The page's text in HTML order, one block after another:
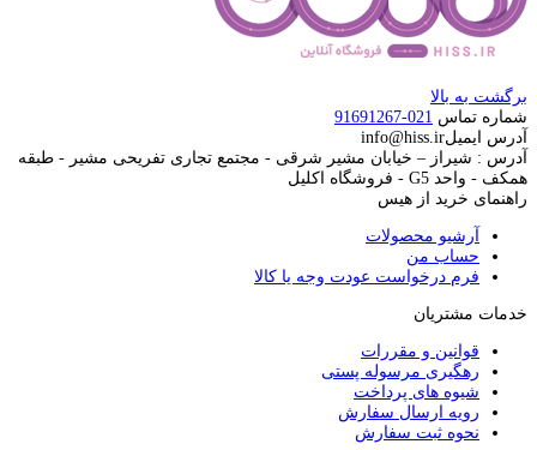
برگشت به بالا
شماره تماس 021-91691267
آدرس ایمیلinfo@hiss.ir
آدرس : شیراز – خیابان مشیر شرقی - مجتمع تجاری تفریحی مشیر - طبقه
همکف - واحد G5 - فروشگاه اکلیل
راهنمای خرید از هیس
آرشیو محصولات
حساب من
فرم درخواست عودت وجه یا کالا
خدمات مشتریان
قوانین و مقررات
رهگیری مرسوله پستی
شیوه های پرداخت
رویه ارسال سفارش
نحوه ثبت سفارش